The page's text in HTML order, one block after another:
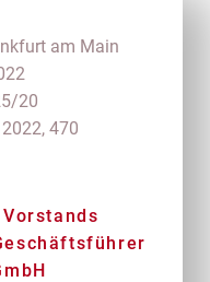
am Main
20
470